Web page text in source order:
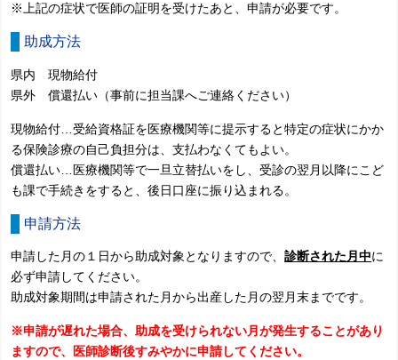
※上記の症状で医師の証明を受けたあと、申請が必要です。
助成方法
県内 現物給付
県外 償還払い（事前に担当課へご連絡ください）
現物給付…受給資格証を医療機関等に提示すると特定の症状にかか
る保険診療の自己負担分は、支払わなくてもよい。
償還払い…医療機関等で一旦立替払いをし、受診の翌月以降にこど
も課で手続きをすると、後日口座に振り込まれる。
申請方法
申請した月の１日から助成対象となりますので、診断された月中に
必ず申請してください。
助成対象期間は申請された月から出産した月の翌月末までです。
※申請が遅れた場合、助成を受けられない月が発生することがあり
ますので、医師診断後すみやかに申請してください。